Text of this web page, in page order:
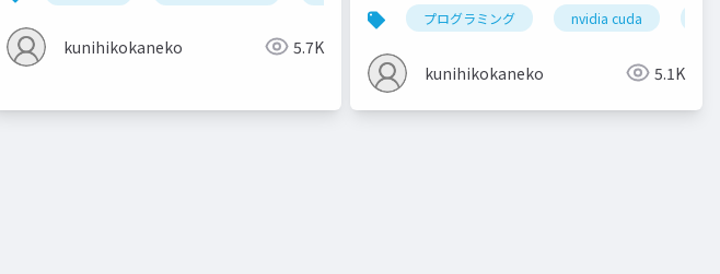
ジオメトリ 流入口 ベイク
kunihikokaneko 5.7K
プログラミング nvidia cuda
kunihikokaneko 5.1K